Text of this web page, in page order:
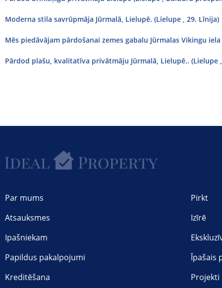
Moderna stila savrūpmāja Jūrmalā, Lielupē. (Lielupe , 29. Līnija)
Mēs piedāvājam pārdošanai zemes gabalu Jūrmalas Vikingu
Pārdod plašu, kvalitatīva privātmāju Jūrmalā, Lielupē.. (Lielupe
Par mums
Atsauksmes
Ipašniekam
Papildus pakalpojumi
Kreditēšana
Pirkt
Izīrē
Īpašais
Projekti